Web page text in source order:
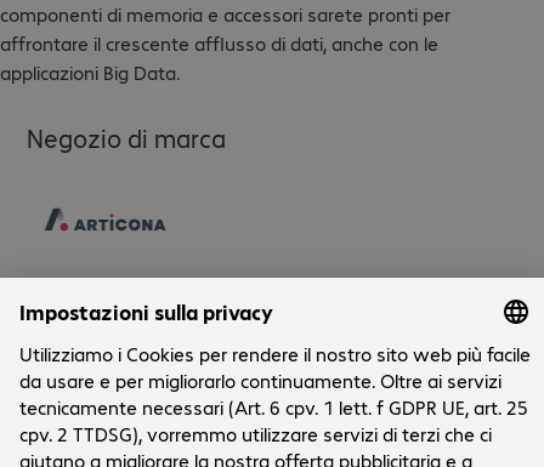
componenti di memoria e accessori sarete pronti per
affrontare il crescente afflusso di dati, anche con le
applicazioni Big Data.
Negozio di marca
Aziende
L'azienda